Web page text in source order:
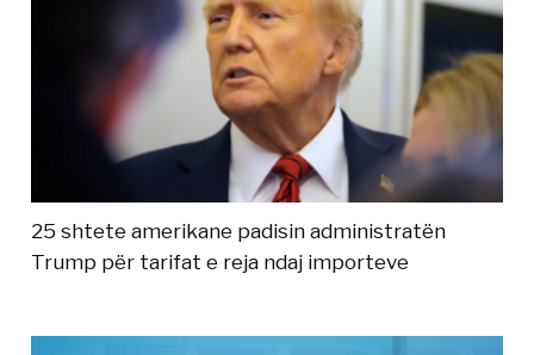
25 shtete amerikane padisin administratën
Trump për tarifat e reja ndaj importeve